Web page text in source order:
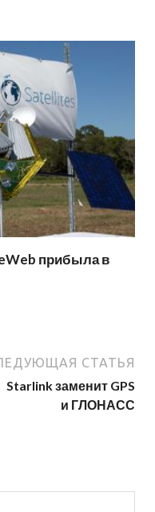
прибыла в
СТАТЬЯ
Starlink заменит GPS
и ГЛОНАСС